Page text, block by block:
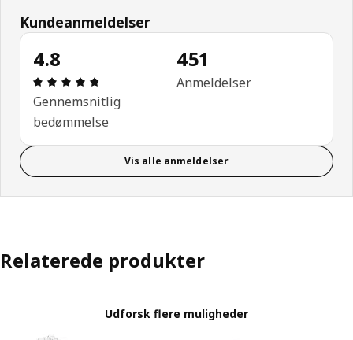
Kundeanmeldelser
4.8
Anmeldelse: 4.8 Ud af 5 Stjerner. Anmeldelser i
Gennemsnitlig
bedømmelse
451
Anmeldelser
Vis alle anmeldelser
Relaterede produkter
Udforsk flere muligheder